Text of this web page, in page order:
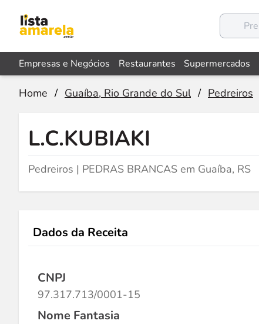
Empresas e Negócios Restaurantes Supermercados
Home / Guaíba, Rio Grande do Sul / Pedreiros
L.C.KUBIAKI
Pedreiros | PEDRAS BRANCAS em Guaíba, RS
Dados da Receita
CNPJ
97.317.713/0001-15
Nome Fantasia